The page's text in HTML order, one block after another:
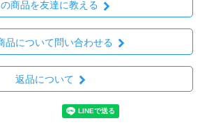
商品を友達に教える
品について問い合わせる
返品について